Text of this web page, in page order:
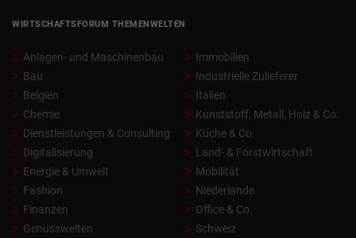
WIRTSCHAFTSFORUM THEMENWELTEN
Anlagen- und Maschinenbau
Bau
Belgien
Chemie
Dienstleistungen & Consulting
Digitalisierung
Energie & Umwelt
Fashion
Finanzen
Genusswelten
Immobilien
Industrielle Zulieferer
Italien
Kunststoff, Metall, Holz & Co.
Küche & Co.
Land- & Forstwirtschaft
Mobilität
Niederlande
Office & Co.
Schweiz